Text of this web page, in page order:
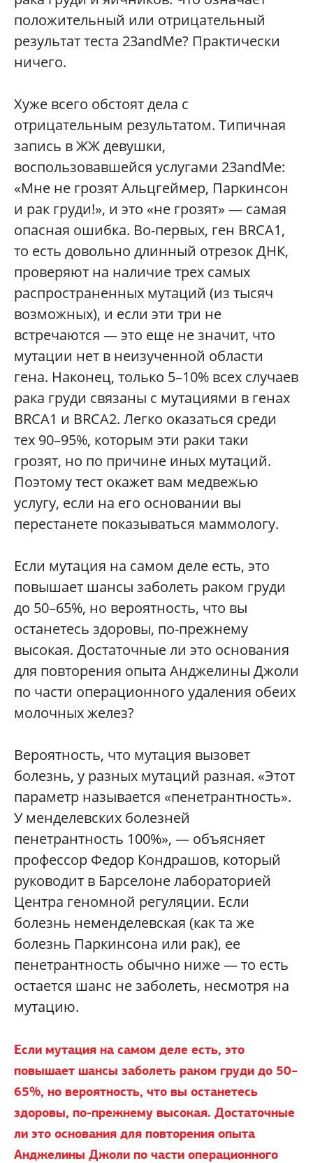
положительный или отрицательный
результат теста 23andMe? Практически
ничего.
Хуже всего обстоят дела с
отрицательным результатом. Типичная
запись в ЖЖ девушки,
воспользовавшейся услугами 23andMe:
«Мне не грозят Альцгеймер, Паркинсон
и рак груди!», и это «не грозят» — самая
опасная ошибка. Во-первых, ген BRCA1,
то есть довольно длинный отрезок ДНК,
проверяют на наличие трех самых
распространенных мутаций (из тысяч
возможных), и если эти три не
встречаются — это еще не значит, что
мутации нет в неизученной области
гена. Наконец, только 5–10% всех случаев
рака груди связаны с мутациями в генах
BRCA1 и BRCA2. Легко оказаться среди
тех 90–95%, которым эти раки таки
грозят, но по причине иных мутаций.
Поэтому тест окажет вам медвежью
услугу, если на его основании вы
перестанете показываться маммологу.
Если мутация на самом деле есть, это
повышает шансы заболеть раком груди
до 50–65%, но вероятность, что вы
останетесь здоровы, по-прежнему
высокая. Достаточные ли это основания
для повторения опыта Анджелины Джоли
по части операционного удаления обеих
молочных желез?
Вероятность, что мутация вызовет
болезнь, у разных мутаций разная. «Этот
параметр называется «пенетрантность».
У менделевских болезней
пенетрантность 100%», — объясняет
профессор Федор Кондрашов, который
руководит в Барселоне лабораторией
Центра геномной регуляции. Если
болезнь неменделевская (как та же
болезнь Паркинсона или рак), ее
пенетрантность обычно ниже — то есть
остается шанс не заболеть, несмотря на
мутацию.
Если мутация на самом деле есть, это
повышает шансы заболеть раком груди до 50–
65%, но вероятность, что вы останетесь
здоровы, по-прежнему высокая. Достаточные
ли это основания для повторения опыта
Анджелины Джоли по части операционного